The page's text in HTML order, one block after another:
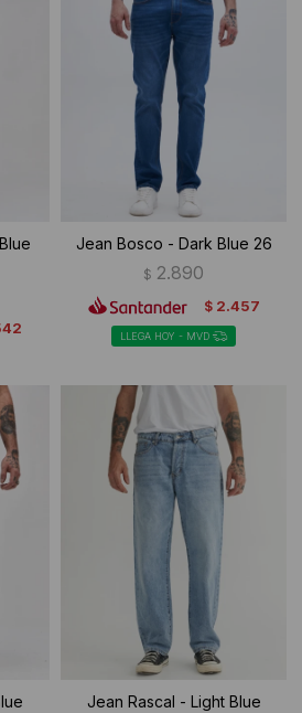
Jean Bosco - Dark Blue 26
$ 2.890
$ 2.457
LLEGA HOY - MVD
Jean Rascal - Light Blue